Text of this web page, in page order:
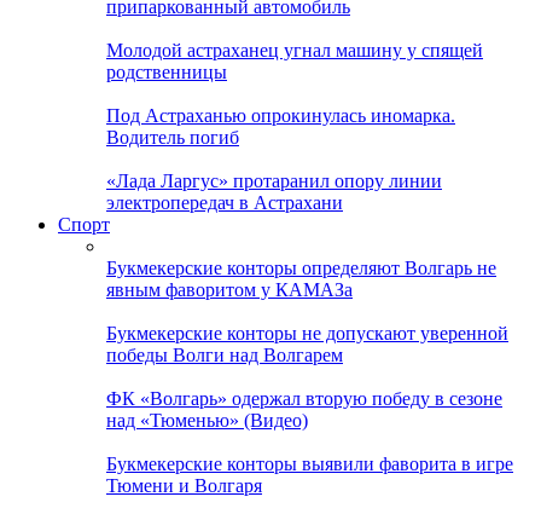
припаркованный автомобиль
Молодой астраханец угнал машину у спящей
родственницы
Под Астраханью опрокинулась иномарка.
Водитель погиб
«Лада Ларгус» протаранил опору линии
электропередач в Астрахани
Спорт
Букмекерские конторы определяют Волгарь не
явным фаворитом у КАМАЗа
Букмекерские конторы не допускают уверенной
победы Волги над Волгарем
ФК «Волгарь» одержал вторую победу в сезоне
над «Тюменью» (Видео)
Букмекерские конторы выявили фаворита в игре
Тюмени и Волгаря